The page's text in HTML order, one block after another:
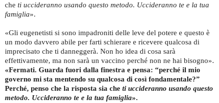
che ti uccideranno usando questo metodo. Uccideranno te e la tua
famiglia».
«Gli eugenetisti si sono impadroniti delle leve del potere e questo è
un modo davvero abile per farti schierare e ricevere qualcosa di
imprecisato che ti danneggerà. Non ho idea di cosa sarà
effettivamente, ma non sarà un vaccino perché non ne hai bisogno».
«Fermati. Guarda fuori dalla finestra e pensa: “perché il mio
governo mi sta mentendo su qualcosa di così fondamentale?”
Perché, penso che la risposta sia che ti uccideranno usando questo
metodo. Uccideranno te e la tua famiglia».